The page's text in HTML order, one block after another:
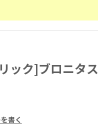
ック]ブロニタ
書く